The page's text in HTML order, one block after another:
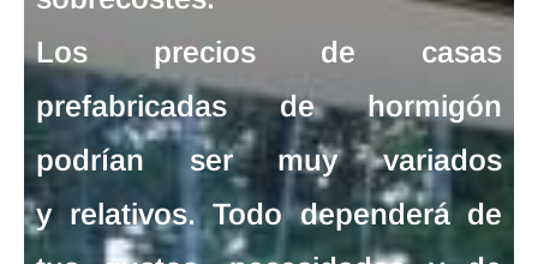
Los precios de casas
prefabricadas de hormigón
podrían ser muy variados
y relativos. Todo dependerá de